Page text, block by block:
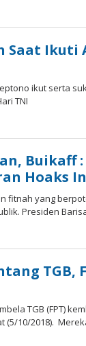
Saat Ikuti
ikut serta
TNI
Buikaff
Hoaks
fitnah yang
Presiden
TGB,
TGB (FPT)
(5/10/2018).